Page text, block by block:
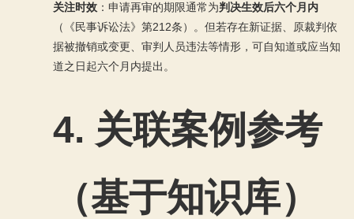
关注时效 ：申请再审的期限通常为判决生效后六个月内
（《民事诉讼法》第212条）。但若存在新证据、原裁判依
据被撤销或变更、审判人员违法等情形，可自知道或应当知
道之日起六个月内提出。
4. 关联案例参考
（基于知识库）